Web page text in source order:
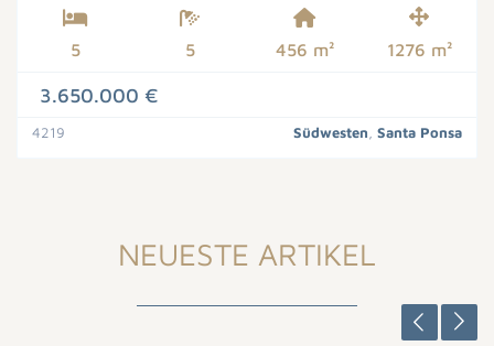
5 5 456 m² 1276 m²
3.650.000 €
4219 Südwesten Santa Ponsa
NEUESTE ARTIKEL